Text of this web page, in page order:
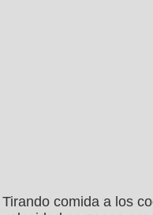
Tirando comida a los